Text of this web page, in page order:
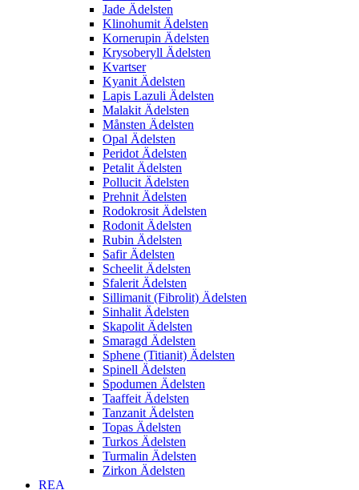
Jade Ädelsten
Klinohumit Ädelsten
Kornerupin Ädelsten
Krysoberyll Ädelsten
Kvartser
Kyanit Ädelsten
Lapis Lazuli Ädelsten
Malakit Ädelsten
Månsten Ädelsten
Opal Ädelsten
Peridot Ädelsten
Petalit Ädelsten
Pollucit Ädelsten
Prehnit Ädelsten
Rodokrosit Ädelsten
Rodonit Ädelsten
Rubin Ädelsten
Safir Ädelsten
Scheelit Ädelsten
Sfalerit Ädelsten
Sillimanit (Fibrolit) Ädelsten
Sinhalit Ädelsten
Skapolit Ädelsten
Smaragd Ädelsten
Sphene (Titianit) Ädelsten
Spinell Ädelsten
Spodumen Ädelsten
Taaffeit Ädelsten
Tanzanit Ädelsten
Topas Ädelsten
Turkos Ädelsten
Turmalin Ädelsten
Zirkon Ädelsten
REA